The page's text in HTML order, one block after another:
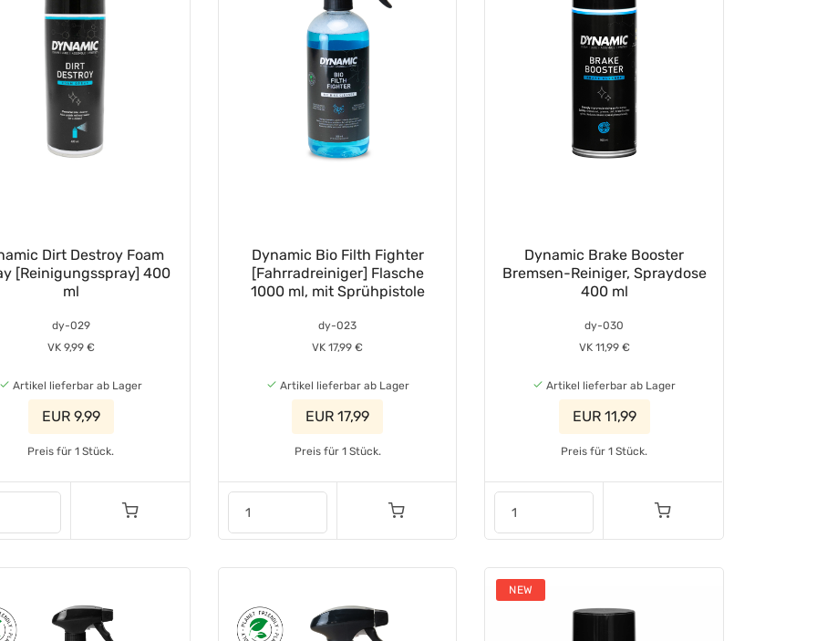
Dirt Destroy Foam
[Reinigungsspray] 400
ml
dy-029
VK 9,99 €
Artikel lieferbar ab Lager
EUR 9,99
Preis für 1 Stück.
Dynamic Bio Filth Fighter
[Fahrradreiniger] Flasche
1000 ml, mit Sprühpistole
dy-023
VK 17,99 €
Artikel lieferbar ab Lager
EUR 17,99
Preis für 1 Stück.
Dynamic Brake Booster
Bremsen-Reiniger, Spraydose
400 ml
dy-030
VK 11,99 €
Artikel lieferbar ab Lager
EUR 11,99
Preis für 1 Stück.
NEW